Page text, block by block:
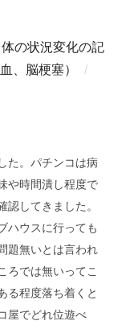
体の状況変化の記
、脳梗塞）
た。パチンコは病
や時間潰し程度で
認してきました。
ハウスに行っても
題無いとは言われ
ろでは無いってこ
る程度落ち着くと
屋でどれ位遊べ